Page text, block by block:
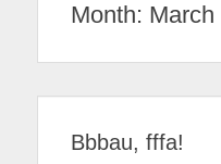
Month: March
Bbbau, fffa!